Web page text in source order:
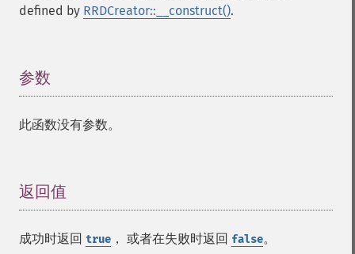
defined by RRDCreator::__construct().
参数
此函数没有参数。
返回值
成功时返回 true ， 或者在失败时返回 false。